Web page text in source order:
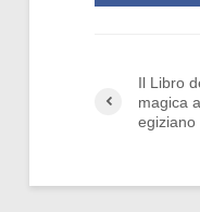
Il Libro
magica
egiziano